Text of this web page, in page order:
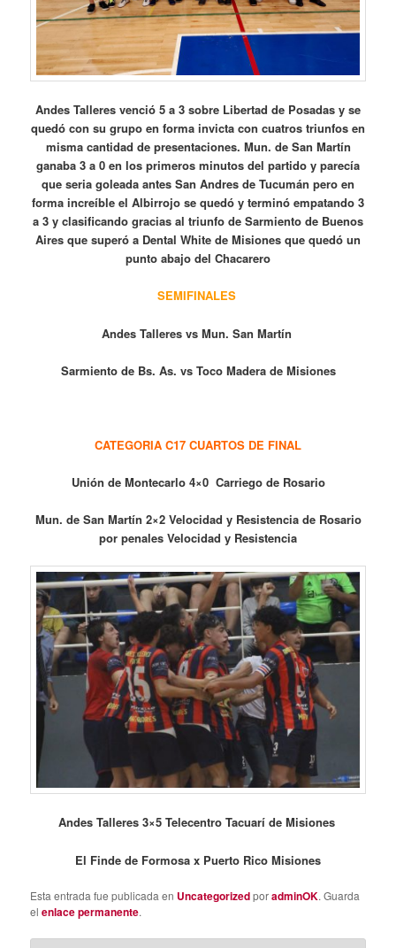
Andes Talleres venció 5 a 3 sobre Libertad de Posadas y se
quedó con su grupo en forma invicta con cuatros triunfos en
misma cantidad de presentaciones. Mun. de San Martín
ganaba 3 a 0 en los primeros minutos del partido y parecía
que seria goleada antes San Andres de Tucumán pero en
forma increíble el Albirrojo se quedó y terminó empatando 3
a 3 y clasificando gracias al triunfo de Sarmiento de Buenos
Aires que superó a Dental White de Misiones que quedó un
punto abajo del Chacarero
SEMIFINALES
Andes Talleres vs Mun. San Martín
Sarmiento de Bs. As. vs Toco Madera de Misiones
CATEGORIA C17 CUARTOS DE FINAL
Unión de Montecarlo 4×0 Carriego de Rosario
Mun. de San Martín 2×2 Velocidad y Resistencia de Rosario
por penales Velocidad y Resistencia
Andes Talleres 3×5 Telecentro Tacuarí de Misiones
El Finde de Formosa x Puerto Rico Misiones
Esta entrada fue publicada en UncategorizedporadminOK. Guarda
elenlace permanente.